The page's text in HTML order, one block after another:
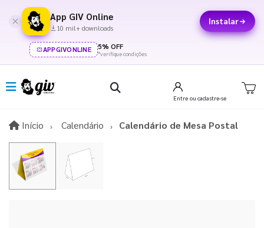
App GIV Online
10 mil+ downloads
Instalar
APPGIVONLINE 5% OFF
*verifique condições
Entre ou cadastre-se
Início InícioCalendário Calendário de Mesa Postal